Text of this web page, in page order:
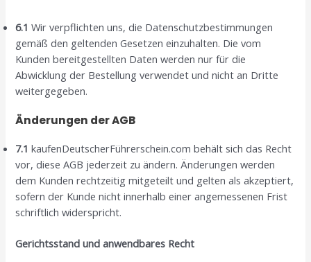
6.1 Wir verpflichten uns, die Datenschutzbestimmungen
gemäß den geltenden Gesetzen einzuhalten. Die vom
Kunden bereitgestellten Daten werden nur für die
Abwicklung der Bestellung verwendet und nicht an Dritte
weitergegeben.
Änderungen der AGB
7.1 kaufenDeutscherFührerschein.com behält sich das Recht
vor, diese AGB jederzeit zu ändern. Änderungen werden
dem Kunden rechtzeitig mitgeteilt und gelten als akzeptiert,
sofern der Kunde nicht innerhalb einer angemessenen Frist
schriftlich widerspricht.
Gerichtsstand und anwendbares Recht